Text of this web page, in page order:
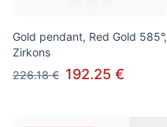
Gold pendant, Red Gold 585°,
Zirkons
226.18 € 192.25 €